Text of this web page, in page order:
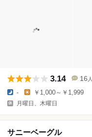
3.14 16 人
- ￥1,000～￥1,999
月曜日、木曜日
サニーベーグル